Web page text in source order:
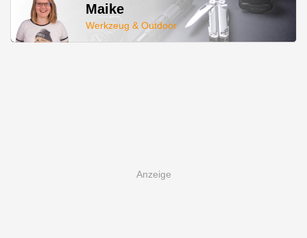
Maike
Werkzeug & Outdoor